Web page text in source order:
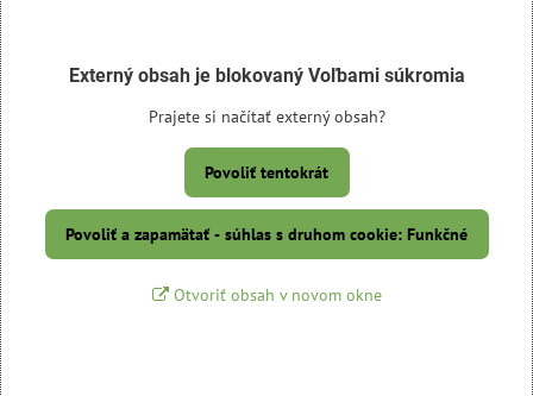
Externý obsah je blokovaný Voľbami súkromia
Prajete si načítať externý obsah?
Povoliť tentokrát
Povoliť a zapamätať - súhlas s druhom cookie: Funkčné
Otvoriť obsah v novom okne